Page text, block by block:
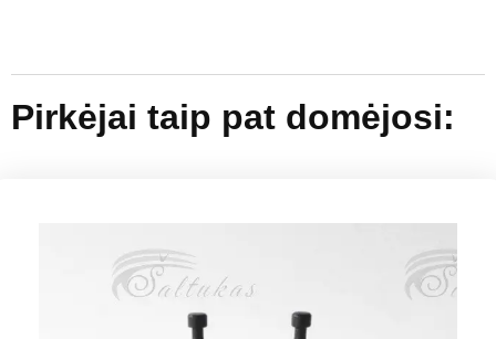
Pirkėjai taip pat domėjosi: